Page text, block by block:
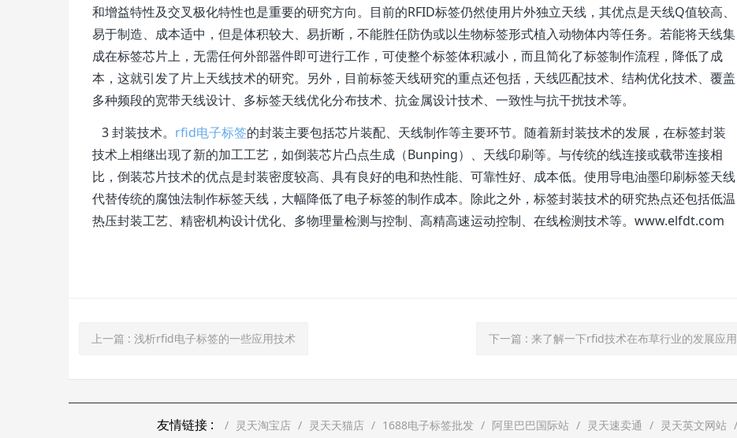
和增益特性及交叉极化特性也是重要的研究方向。目前的RFID标签仍然使用片外独立天线，其优点是天线Q值较高、
易于制造、成本适中，但是体积较大、易折断，不能胜任防伪或以生物标签形式植入动物体内等任务。若能将天线集
成在标签芯片上，无需任何外部器件即可进行工作，可使整个标签体积减小，而且简化了标签制作流程，降低了成
本，这就引发了片上天线技术的研究。另外，目前标签天线研究的重点还包括，天线匹配技术、结构优化技术、覆盖
多种频段的宽带天线设计、多标签天线优化分布技术、抗金属设计技术、一致性与抗干扰技术等。
3 封装技术。 rfid电子标签的封装主要包括芯片装配、天线制作等主要环节。随着新封装技术的发展，在标签封装
技术上相继出现了新的加工工艺，如倒装芯片凸点生成（Bunping）、天线印刷等。与传统的线连接或载带连接相
比，倒装芯片技术的优点是封装密度较高、具有良好的电和热性能、可靠性好、成本低。使用导电油墨印刷标签天线
代替传统的腐蚀法制作标签天线，大幅降低了电子标签的制作成本。除此之外，标签封装技术的研究热点还包括低温
热压封装工艺、精密机构设计优化、多物理量检测与控制、高精高速运动控制、在线检测技术等。www.elfdt.com
上一篇 : 浅析rfid电子标签的一些应用技术 下一篇 : 来了解一下rfid技术在布草行业的发展应用
友情链接 : 灵天淘宝店 灵天天猫店 1688电子标签批发 阿里巴巴国际站 灵天速卖通 灵天英文网站